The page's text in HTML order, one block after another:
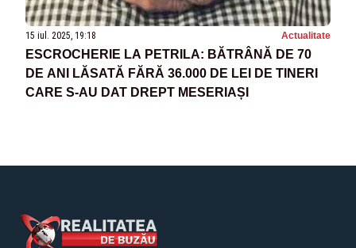
15 iul. 2025, 19:18 Actualitate
ESCROCHERIE LA PETRILA: BĂTRÂNĂ DE 70
DE ANI LĂSATĂ FĂRĂ 36.000 DE LEI DE TINERI
CARE S-AU DAT DREPT MESERIAȘI